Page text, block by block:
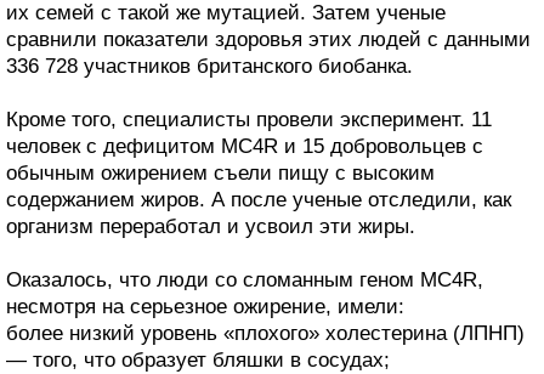
их семей с такой же мутацией. Затем ученые
сравнили показатели здоровья этих людей с данными
336 728 участников британского биобанка.
Кроме того, специалисты провели эксперимент. 11
человек с дефицитом MC4R и 15 добровольцев с
обычным ожирением съели пищу с высоким
содержанием жиров. А после ученые отследили, как
организм переработал и усвоил эти жиры.
Оказалось, что люди со сломанным геном MC4R,
несмотря на серьезное ожирение, имели:
более низкий уровень «плохого» холестерина (ЛПНП)
— того, что образует бляшки в сосудах;